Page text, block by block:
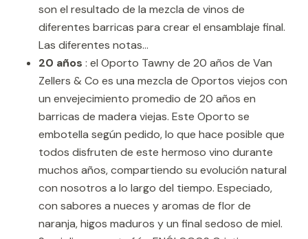
son el resultado de la mezcla de vinos de
diferentes barricas para crear el ensamblaje final.
Las diferentes notas...
20 años : el Oporto Tawny de 20 años de Van
Zellers & Co es una mezcla de Oportos viejos con
un envejecimiento promedio de 20 años en
barricas de madera viejas. Este Oporto se
embotella según pedido, lo que hace posible que
todos disfruten de este hermoso vino durante
muchos años, compartiendo su evolución natural
con nosotros a lo largo del tiempo. Especiado,
con sabores a nueces y aromas de flor de
naranja, higos maduros y un final sedoso de miel.